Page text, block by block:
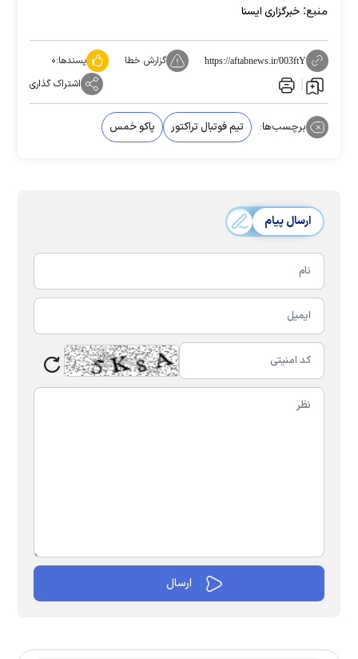
منبع: خبرگزاری ایسنا
https://aftabnews.ir/003ftY گزارش خطا پسندها:۰
اشتراک گذاری
برچسب‌ها: تیم فوتبال تراکتور پاکو خمس
ارسال پیام